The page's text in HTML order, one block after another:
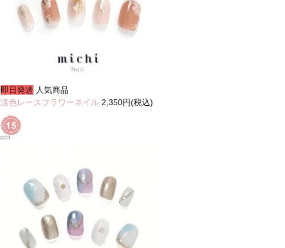
即日発送 人気商品
淡色レースフラワーネイル 2,350円(税込)